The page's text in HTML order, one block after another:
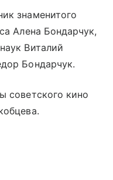
знаменитого
Алена Бондарчук,
Виталий
Бондарчук.
советского кино